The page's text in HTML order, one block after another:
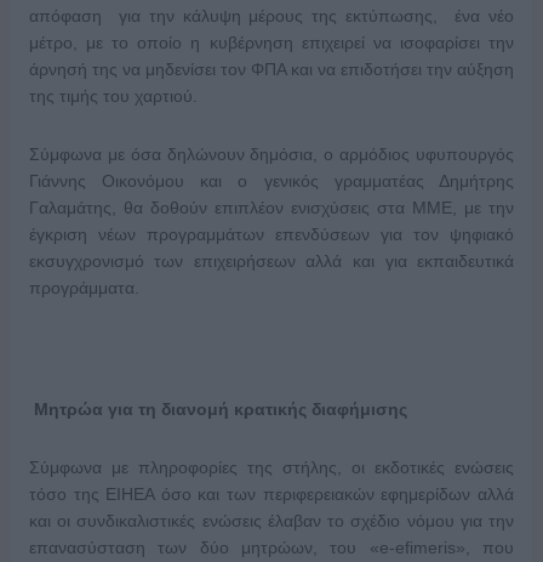
απόφαση για την κάλυψη μέρους της εκτύπωσης, ένα νέο
μέτρο, με το οποίο η κυβέρνηση επιχειρεί να ισοφαρίσει την
άρνησή της να μηδενίσει τον ΦΠΑ και να επιδοτήσει την αύξηση
της τιμής του χαρτιού.
Σύμφωνα με όσα δηλώνουν δημόσια, ο αρμόδιος υφυπουργός
Γιάννης Οικονόμου και ο γενικός γραμματέας Δημήτρης
Γαλαμάτης, θα δοθούν επιπλέον ενισχύσεις στα ΜΜΕ, με την
έγκριση νέων προγραμμάτων επενδύσεων για τον ψηφιακό
εκσυγχρονισμό των επιχειρήσεων αλλά και για εκπαιδευτικά
προγράμματα.
Μητρώα για τη διανομή κρατικής διαφήμισης
Σύμφωνα με πληροφορίες της στήλης, οι εκδοτικές ενώσεις
τόσο της ΕΙΗΕΑ όσο και των περιφερειακών εφημερίδων αλλά
και οι συνδικαλιστικές ενώσεις έλαβαν το σχέδιο νόμου για την
επανασύσταση των δύο μητρώων, του «e-efimeris», που